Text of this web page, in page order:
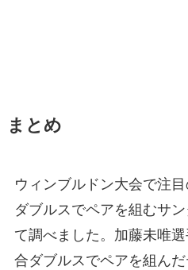
まとめ
ウィンブルドン大会で注
ダブルスでペアを組むサ
て調べました。加藤未唯
合ダブルスでペアを組ん